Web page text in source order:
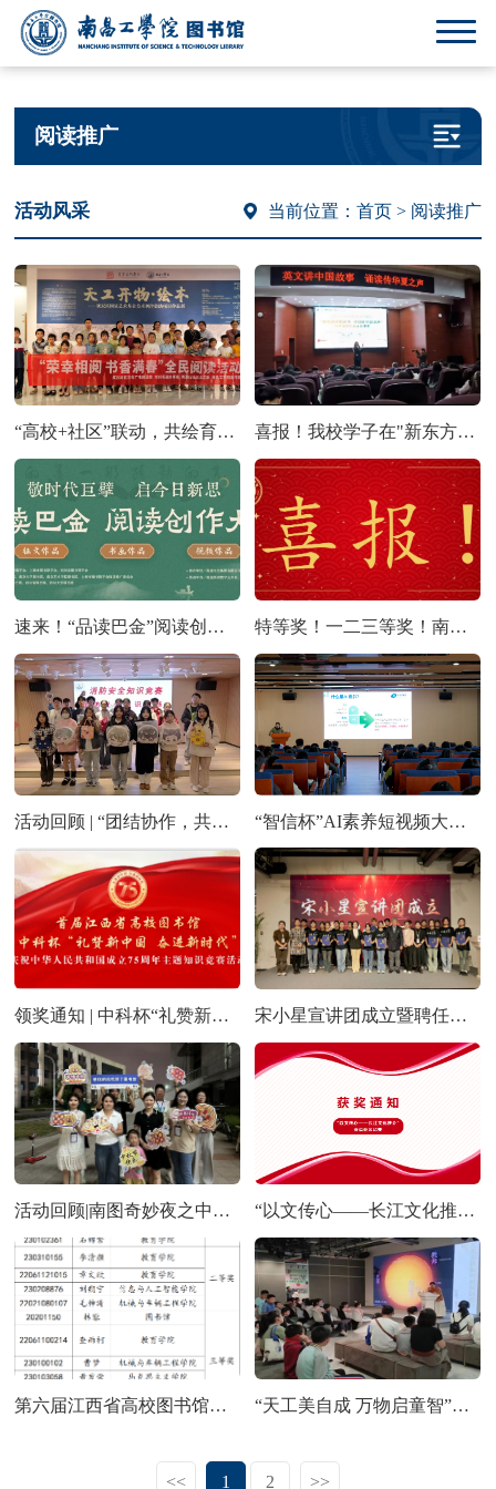
阅读推广
活动风采 当前位置： 首页> 阅读推广
“高校+社区”联动，共绘育人同心圆，全民阅读公益活动顺利举办！ 喜报！我校学子在"新东方智慧教育杯"经典诵读大赛中喜获佳绩！
速来！“品读巴金”阅读创作大赛获奖结果揭晓 特等奖！一二三等奖！南工学子在全国“智信杯”AI 素养短视频大赛斩获佳绩！
活动回顾 | “团结协作，共筑安全”——图书馆消防安全知识竞赛活动 “智信杯”AI素养短视频大赛宣贯会圆满举行
领奖通知 | 中科杯“礼赞新中国 奋进 新时代”庆祝中华人民共和国成立75周年主题知识竞赛 宋小星宣讲团成立暨聘任仪式圆满举行
活动回顾|南图奇妙夜之中秋探馆-盲盒知识趣味活动 “以文传心——长江文化推介”英语征文比赛获奖通知
第六届江西省高校图书馆超星杯"一书一世界，共读不孤独"移动阅读活动获奖通知 “天工美自成 万物启童智”六一儿童节亲子阅读活动圆满结束
<< 1 2 >>